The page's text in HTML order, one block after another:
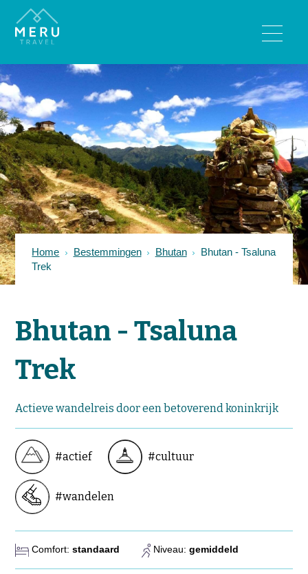
Bhutan
India
Nepal
Sri Lanka
Tibet
REISTYPES
Groepsreizen
Fotografiereizen
OFFERTE
Wie zijn wij?
Home Bestemmingen Bhutan
Bhutan - Tsaluna
Trek
Bhutan - Tsaluna
Trek
Actieve wandelreis door een betoverend koninkrijk
#actief #cultuur
#wandelen
Comfort:standaard Niveau: gemiddeld